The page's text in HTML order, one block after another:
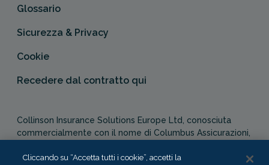
Glossario
Sicurezza & Privacy
Cookie
Recedere dal contratto qui
Collinson Insurance Solutions Europe Ltd, conosciuta
commercialmente con il nome di Columbus Assicurazioni,
Authority in qualità di agente assicurativo (Distribution Act
Cliccando su “Accetta tutti i cookie”, accetti la